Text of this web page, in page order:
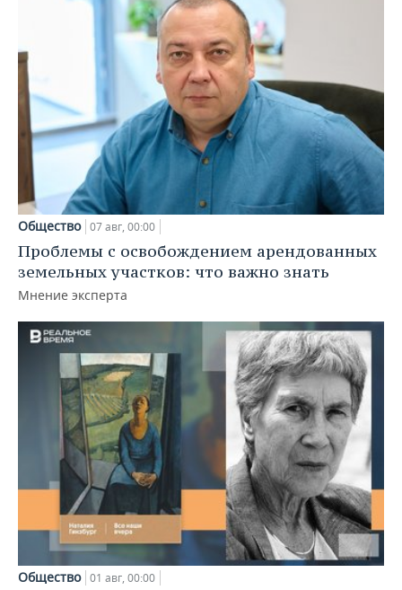
Общество 07 авг, 00:00
Проблемы с освобождением арендованных
земельных участков: что важно знать
Мнение эксперта
Общество 01 авг, 00:00